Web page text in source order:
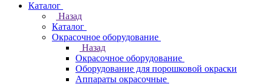
Каталог
Назад
Каталог
Окрасочное оборудование
Назад
Окрасочное оборудование
Оборудование для порошковой окраски
Аппараты окрасочные